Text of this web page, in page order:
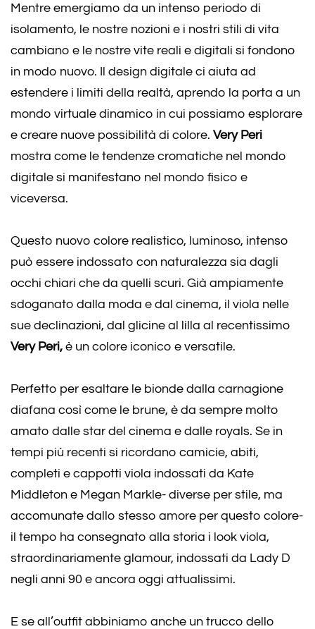
Mentre emergiamo da un intenso periodo di
isolamento, le nostre nozioni e i nostri stili di vita
cambiano e le nostre vite reali e digitali si fondono
in modo nuovo. Il design digitale ci aiuta ad
estendere i limiti della realtà, aprendo la porta a un
mondo virtuale dinamico in cui possiamo esplorare
e creare nuove possibilità di colore. Very Peri
mostra come le tendenze cromatiche nel mondo
digitale si manifestano nel mondo fisico e
viceversa.
Questo nuovo colore realistico, luminoso, intenso
può essere indossato con naturalezza sia dagli
occhi chiari che da quelli scuri. Già ampiamente
sdoganato dalla moda e dal cinema, il viola nelle
sue declinazioni, dal glicine al lilla al recentissimo
Very Peri, è un colore iconico e versatile.
Perfetto per esaltare le bionde dalla carnagione
diafana così come le brune, è da sempre molto
amato dalle star del cinema e dalle royals. Se in
tempi più recenti si ricordano camicie, abiti,
completi e cappotti viola indossati da Kate
Middleton e Megan Markle- diverse per stile, ma
accomunate dallo stesso amore per questo colore-
il tempo ha consegnato alla storia i look viola,
straordinariamente glamour, indossati da Lady D
negli anni 90 e ancora oggi attualissimi.
E se all’outfit abbiniamo anche un trucco dello